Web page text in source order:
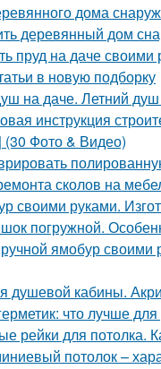
дома
деревянный дом
пруд на даче своими
в новую подборку
на даче. Летний
инструкция
(30 Фото & Видео)
сколов на
своими руками.
погружной.
ручной ямобур
душевой кабины.
что лучше
рейки для потолка.
потолок –